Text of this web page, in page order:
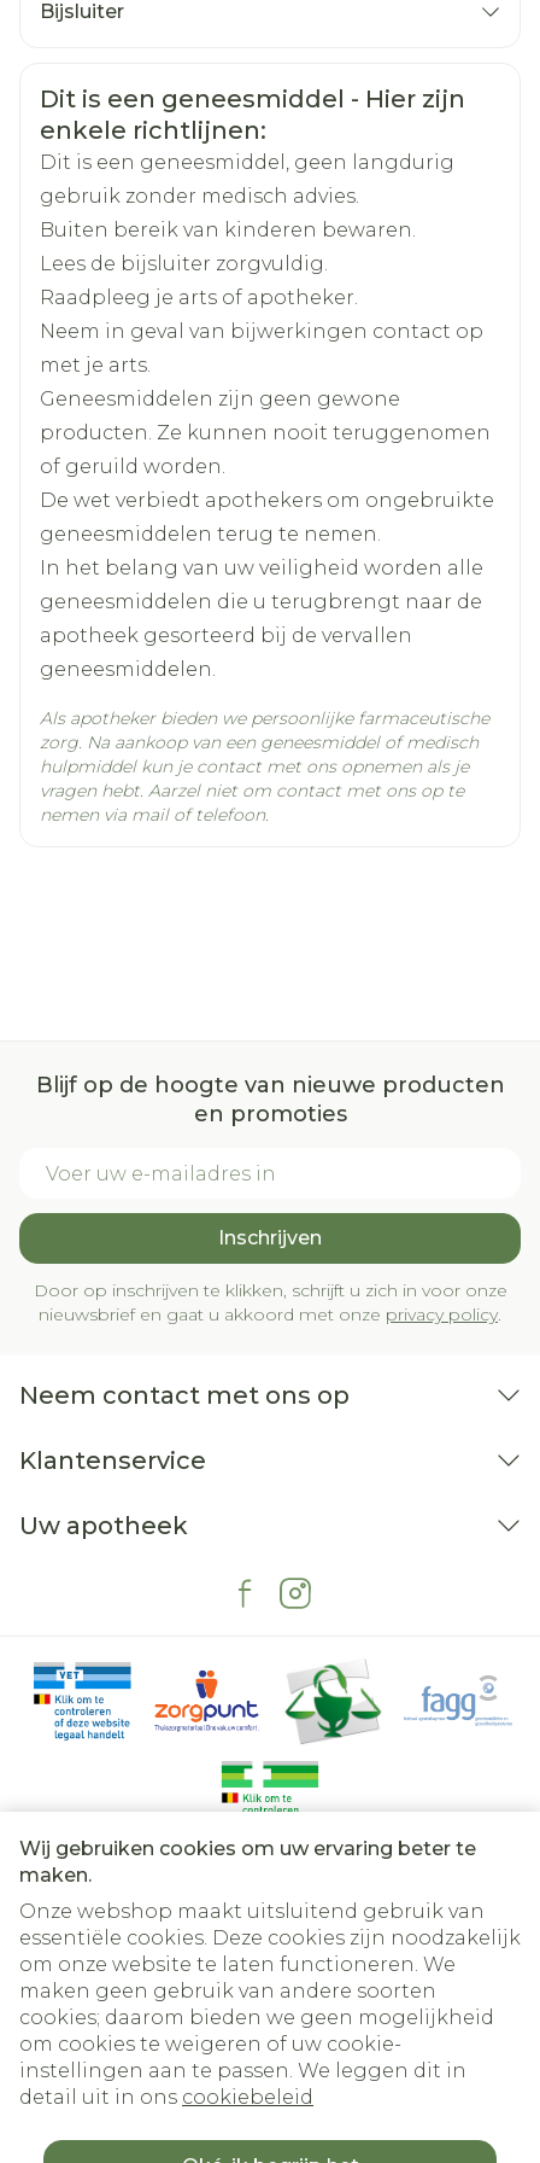
Wij gebruiken cookies om uw ervaring beter te
maken.
Onze webshop maakt uitsluitend gebruik van
essentiële cookies. Deze cookies zijn noodzakelijk
om onze website te laten functioneren. We
maken geen gebruik van andere soorten
cookies; daarom bieden we geen mogelijkheid
om cookies te weigeren of uw cookie-
instellingen aan te passen. We leggen dit in
detail uit in ons cookiebeleid
gezondheid, ook over allergieën.  Voor u
onderzoeken om na te gaan hoe goed uw
lever werkt.  Ook als u al Ezetimibe Teva
samen met een statine gebruikt, kan uw arts
uw bloed willen onderzoeken om te kijken
hoe goed uw lever werkt. Als u matige of
ernstige problemen met uw lever heeft,
wordt Ezetimibe Teva niet aanbevolen. De
veiligheid en werkzaamheid van het gebruik
van Ezetimibe Teva samen met bepaalde
cholesterolverlagende geneesmiddelen, de
fibraten, zijn niet vastgesteld. Kinderen en
jongeren tot 18 jaar Geef dit geneesmiddel
niet aan kinderen en jongeren in de leeftijd
van 6 tot en met 17 jaar tenzij voorgeschreven
door een specialist. Dit omdat er beperkte
gegevens beschikbaar zijn over de veiligheid
en werkzaamheid. Geef dit geneesmiddel
niet aan kinderen jonger dan 6 jaar omdat er
geen gegevens zijn over gebruik in deze
leeftijdsgroep. Gebruikt u nog andere
geneesmiddelen? Neemt u naast Ezetimibe
Teva nog andere geneesmiddelen in, heeft u
(wordt vaak bij orgaantransplantaties
gebruikt)  geneesmiddelen met een
voorkomen, zoals warfarine, fenprocoumon,
(anticoagulantia)  colestyramine (ook
gebruikt om de cholesterol te verlagen),
omdat het invloed heeft op de manier
gebruikt om de cholesterol te verlagen).
Merken Teva
Breedte
107 mm
Diepte 22 mm
Actieve
Ingrediënten
ezetimibe
Behoud
Kamertemperatuur (15°C -
25°C)
Bijsluiter
Veiligheidsinformatie
Dit is een geneesmiddel - Hier zijn
enkele richtlijnen:
Dit is een geneesmiddel, geen langdurig
gebruik zonder medisch advies.
Buiten bereik van kinderen bewaren.
Lees de bijsluiter zorgvuldig.
Raadpleeg je arts of apotheker.
Neem in geval van bijwerkingen contact op
met je arts.
Geneesmiddelen zijn geen gewone
producten. Ze kunnen nooit teruggenomen
of geruild worden.
De wet verbiedt apothekers om ongebruikte
geneesmiddelen terug te nemen.
In het belang van uw veiligheid worden alle
geneesmiddelen die u terugbrengt naar de
apotheek gesorteerd bij de vervallen
geneesmiddelen.
Als apotheker bieden we persoonlijke farmaceutische
zorg. Na aankoop van een geneesmiddel of medisch
hulpmiddel kun je contact met ons opnemen als je
vragen hebt. Aarzel niet om contact met ons op te
nemen via mail of telefoon.
Blijf op de hoogte van nieuwe producten
en promoties
Inschrijven
Door op inschrijven te klikken, schrijft u zich in voor onze
nieuwsbrief en gaat u akkoord met onze privacy policy.
Neem contact met ons op
Klantenservice
Uw apotheek
Juridische links